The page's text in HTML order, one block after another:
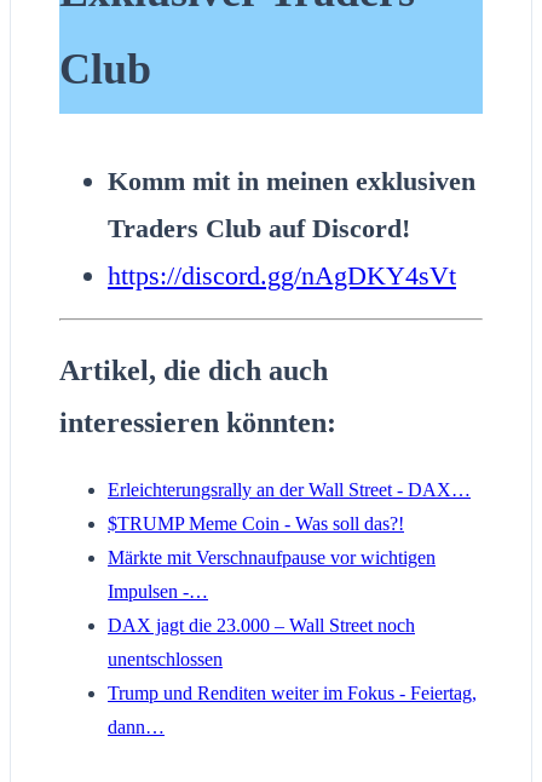
Club
Komm mit in meinen exklusiven
Traders Club auf Discord!
https://discord.gg/nAgDKY4sVt
Artikel, die dich auch
interessieren könnten:
Erleichterungsrally an der Wall Street - DAX…
$TRUMP Meme Coin - Was soll das?!
Märkte mit Verschnaufpause vor wichtigen
Impulsen -…
DAX jagt die 23.000 – Wall Street noch
unentschlossen
Trump und Renditen weiter im Fokus - Feiertag,
dann…